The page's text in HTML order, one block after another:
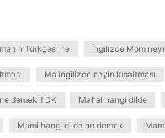
Türkçesi ne İngilizce Mom
Ma ingilizce neyin kısaltması
demek TDK Mahal hangi dilde
Mami hangi dilde ne demek